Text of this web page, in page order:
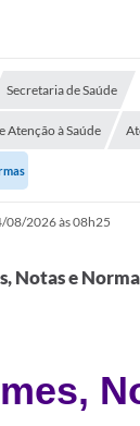
Secretaria de Saúde
Atenção à Saúde
08/2026 às 08h25
Notas e